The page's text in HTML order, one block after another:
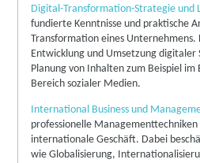
Digital-Transformation-Strategie und
fundierte Kenntnisse und praktische
Transformation eines Unternehmens.
Entwicklung und Umsetzung digitaler
Planung von Inhalten zum Beispiel im
Bereich sozialer Medien.
International Business und
professionelle
internationale Geschäft. Dabei
wie Globalisierung,